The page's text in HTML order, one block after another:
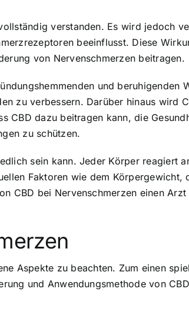
verstanden. Es wird jedoch
beeinflusst. Diese
von Nervenschmerzen beitragen.
und beruhigenden
zu verbessern. Darüber hinaus wird
CBD dazu beitragen kann, die
zu schützen.
sein kann. Jeder Körper reagiert
Faktoren wie dem Körpergewicht,
CBD bei Nervenschmerzen einen
Aspekte zu beachten. Zum einen
und Anwendungsmethode von